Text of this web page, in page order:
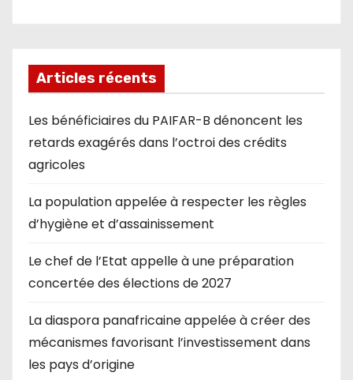
Articles récents
Les bénéficiaires du PAIFAR-B dénoncent les
retards exagérés dans l’octroi des crédits
agricoles
La population appelée à respecter les règles
d’hygiène et d’assainissement
Le chef de l’Etat appelle à une préparation
concertée des élections de 2027
La diaspora panafricaine appelée à créer des
mécanismes favorisant l’investissement dans
les pays d’origine